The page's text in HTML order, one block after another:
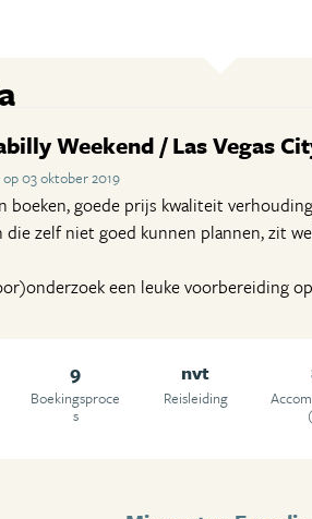
Weekend / Las Vegas
03 oktober 2019
boeken, goede prijs kwaliteit
zelf niet goed kunnen plannen, zit
een leuke voorbereiding
9
Boekingsproce
s
nvt
Reisleiding